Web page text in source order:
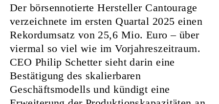
Der börsennotierte Hersteller Cantourage
verzeichnete im ersten Quartal 2025 einen
Rekordumsatz von 25,6 Mio. Euro – über
viermal so viel wie im Vorjahreszeitraum.
CEO Philip Schetter sieht darin eine
Bestätigung des skalierbaren
Geschäftsmodells und kündigt eine